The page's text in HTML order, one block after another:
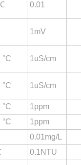
0.01
1mV
1uS/cm
1uS/cm
1ppm
1ppm
0.01mg/L
0.1NTU